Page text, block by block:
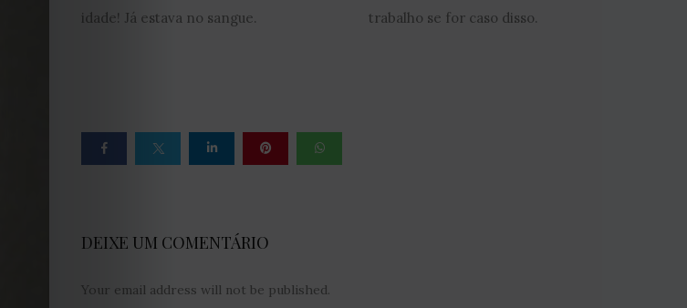
2022
de
Contactos
idade! Já estava no sangue.
trabalho se for caso disso.
DEIXE UM COMENTÁRIO
Your email address will not be published.